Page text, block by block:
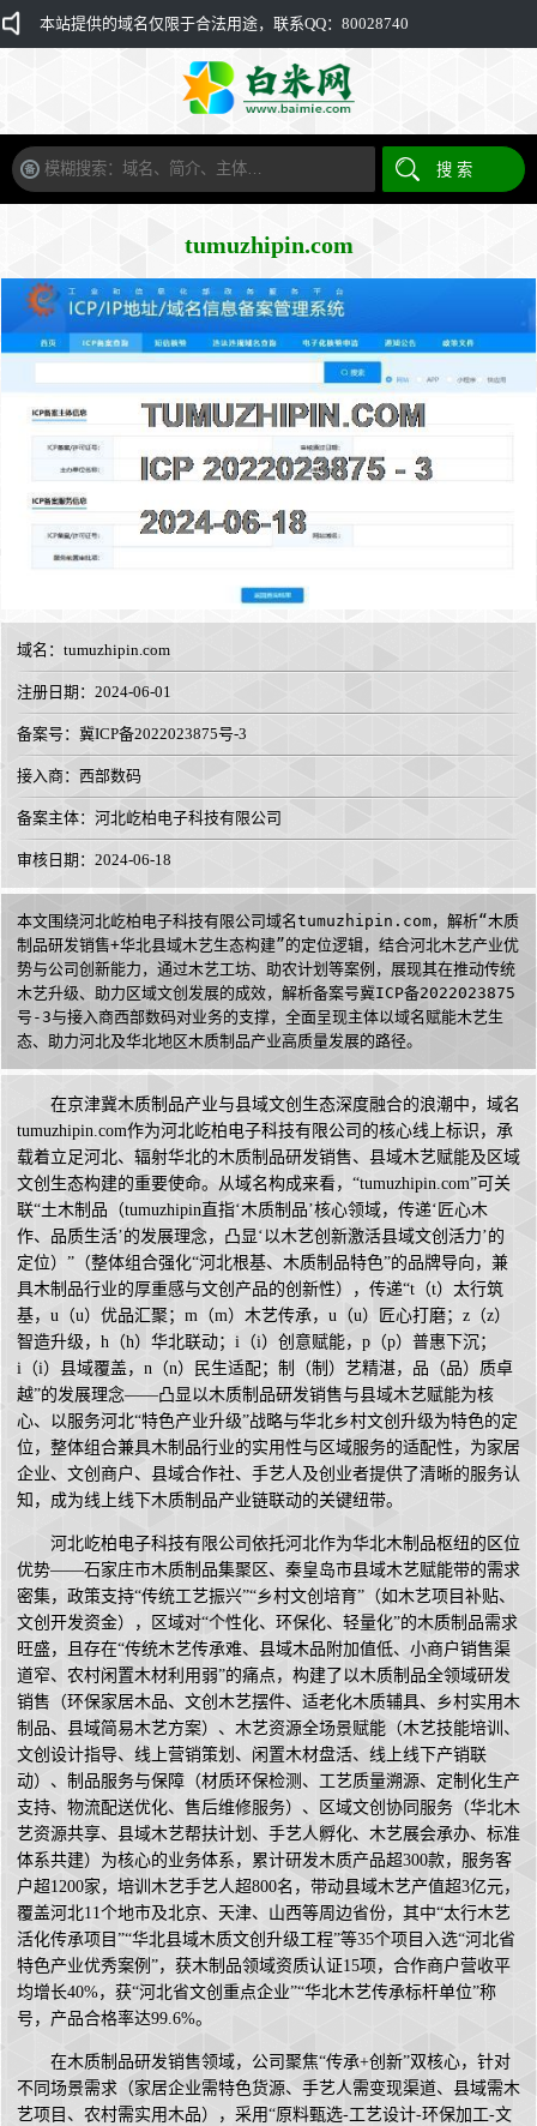
本站提供的域名仅限于合法用途，联系QQ：80028740
tumuzhipin.com
域名： tumuzhipin.com
注册日期：2024-06-01
备案号：冀ICP备2022023875号-3
接入商： 西部数码
备案主体：河北屹柏电子科技有限公司
审核日期：2024-06-18
本文围绕河北屹柏电子科技有限公司域名tumuzhipin.com，解析“木质
制品研发销售+华北县域木艺生态构建”的定位逻辑，结合河北木艺产业优
势与公司创新能力，通过木艺工坊、助农计划等案例，展现其在推动传统
木艺升级、助力区域文创发展的成效，解析备案号冀ICP备2022023875
号-3与接入商西部数码对业务的支撑，全面呈现主体以域名赋能木艺生
态、助力河北及华北地区木质制品产业高质量发展的路径。
在京津冀木质制品产业与县域文创生态深度融合的浪潮中，域名
tumuzhipin.com作为河北屹柏电子科技有限公司的核心线上标识，承
载着立足河北、辐射华北的木质制品研发销售、县域木艺赋能及区域
文创生态构建的重要使命。从域名构成来看，“tumuzhipin.com”可关
联“土木制品（tumuzhipin直指‘木质制品’核心领域，传递‘匠心木
作、品质生活’的发展理念，凸显‘以木艺创新激活县域文创活力’的
定位）”（整体组合强化“河北根基、木质制品特色”的品牌导向，兼
具木制品行业的厚重感与文创产品的创新性），传递“t（t）太行筑
基，u（u）优品汇聚；m（m）木艺传承，u（u）匠心打磨；z（z）
智造升级，h（h）华北联动；i（i）创意赋能，p（p）普惠下沉；
i（i）县域覆盖，n（n）民生适配；制（制）艺精湛，品（品）质卓
越”的发展理念——凸显以木质制品研发销售与县域木艺赋能为核
心、以服务河北“特色产业升级”战略与华北乡村文创升级为特色的定
位，整体组合兼具木制品行业的实用性与区域服务的适配性，为家居
企业、文创商户、县域合作社、手艺人及创业者提供了清晰的服务认
知，成为线上线下木质制品产业链联动的关键纽带。
河北屹柏电子科技有限公司依托河北作为华北木制品枢纽的区位
优势——石家庄市木质制品集聚区、秦皇岛市县域木艺赋能带的需求
密集，政策支持“传统工艺振兴”“乡村文创培育”（如木艺项目补贴、
文创开发资金），区域对“个性化、环保化、轻量化”的木质制品需求
旺盛，且存在“传统木艺传承难、县域木品附加值低、小商户销售渠
道窄、农村闲置木材利用弱”的痛点，构建了以木质制品全领域研发
销售（环保家居木品、文创木艺摆件、适老化木质辅具、乡村实用木
制品、县域简易木艺方案）、木艺资源全场景赋能（木艺技能培训、
文创设计指导、线上营销策划、闲置木材盘活、线上线下产销联
动）、制品服务与保障（材质环保检测、工艺质量溯源、定制化生产
支持、物流配送优化、售后维修服务）、区域文创协同服务（华北木
艺资源共享、县域木艺帮扶计划、手艺人孵化、木艺展会承办、标准
体系共建）为核心的业务体系，累计研发木质产品超300款，服务客
户超1200家，培训木艺手艺人超800名，带动县域木艺产值超3亿元，
覆盖河北11个地市及北京、天津、山西等周边省份，其中“太行木艺
活化传承项目”“华北县域木质文创升级工程”等35个项目入选“河北省
特色产业优秀案例”，获木制品领域资质认证15项，合作商户营收平
均增长40%，获“河北省文创重点企业”“华北木艺传承标杆单位”称
号，产品合格率达99.6%。
在木质制品研发销售领域，公司聚焦“传承+创新”双核心，针对
不同场景需求（家居企业需特色货源、手艺人需变现渠道、县域需木
艺项目、农村需实用木品），采用“原料甄选-工艺设计-环保加工-文